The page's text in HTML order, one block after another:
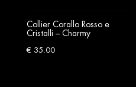
Collier Corallo Rosso e
Cristalli – Charmy
€ 35.00